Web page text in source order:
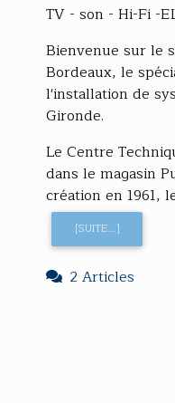
TV - son - Hi-Fi -
Bienvenue sur le
Bordeaux, le
l'installation de
Gironde.
Le Centre
dans le magasin
création en 1961,
[SUITE...]
2 Articles